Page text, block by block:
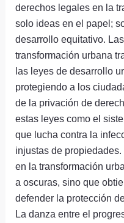
derechos legales en la
solo ideas en el papel;
desarrollo equitativo.
transformación urbana
las leyes de desarrollo
protegiendo a los
de la privación de
estas leyes como el
que lucha contra la
injustas de
en la transformación
a oscuras, sino que
defender la protección
La danza entre el